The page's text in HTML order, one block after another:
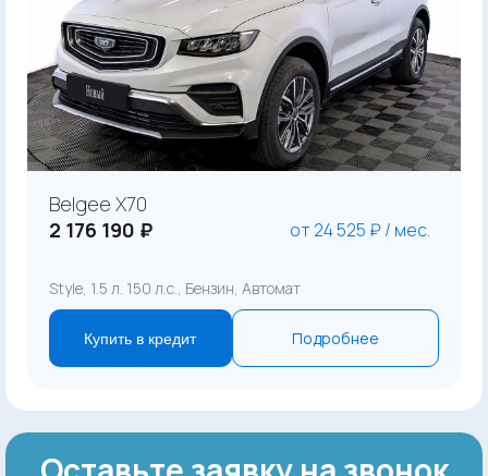
Belgee X70
2 176 190 ₽
от 24 525 ₽ / мес.
Style, 1.5 л. 150 л.с., Бензин, Автомат
Купить в кредит Подробнее